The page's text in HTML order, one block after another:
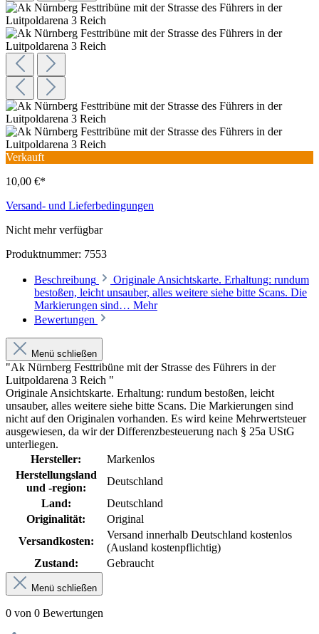
Verkauft
10,00 €*
Versand- und Lieferbedingungen
Nicht mehr verfügbar
Produktnummer: 7553
Beschreibung
Originale Ansichtskarte. Erhaltung: rundum
bestoßen, leicht unsauber, alles weitere siehe bitte Scans. Die
Markierungen sind… Mehr
Bewertungen
Menü schließen
"Ak Nürnberg Festtribüne mit der Strasse des Führers in der
Luitpoldarena 3 Reich "
Originale Ansichtskarte. Erhaltung: rundum bestoßen, leicht
unsauber, alles weitere siehe bitte Scans. Die Markierungen sind
nicht auf den Originalen vorhanden. Es wird keine Mehrwertsteuer
ausgewiesen, da wir der Differenzbesteuerung nach § 25a UStG
unterliegen.
Hersteller:
Markenlos
Herstellungsland
und -region:
Deutschland
Land:
Deutschland
Originalität:
Original
Versandkosten:
Versand innerhalb Deutschland kostenlos
(Ausland kostenpflichtig)
Zustand:
Gebraucht
Menü schließen
0 von 0 Bewertungen